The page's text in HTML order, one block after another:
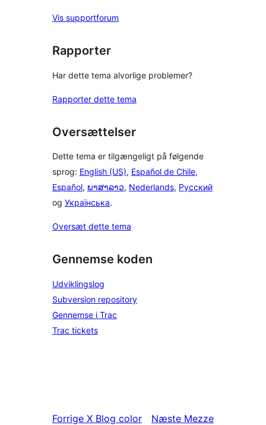
Vis supportforum
Rapporter
Har dette tema alvorlige problemer?
Rapporter dette tema
Oversættelser
Dette tema er tilgængeligt på følgende
sprog: English (US), Español de Chile,
Español, ພາສາລາວ, Nederlands, Русский
og Українська.
Oversæt dette tema
Gennemse koden
Udviklingslog
Subversion repository
Gennemse i Trac
Trac tickets
Forrige X Blog color Næste Mezze